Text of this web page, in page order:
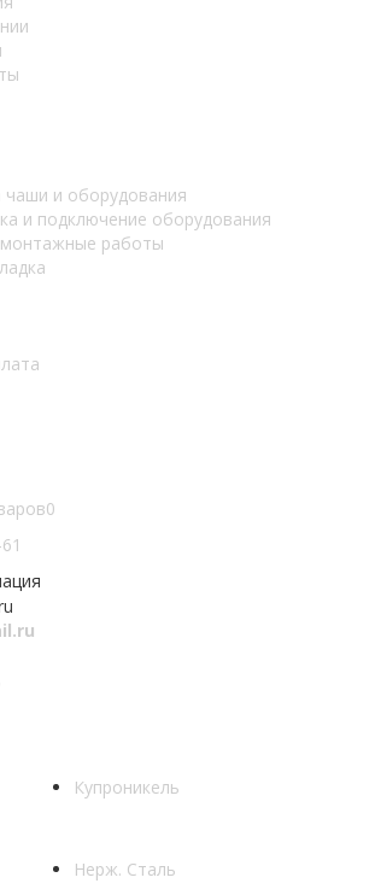
чаши и оборудования
и подключение оборудования
работы
0
Купроникель
Нерж. Сталь